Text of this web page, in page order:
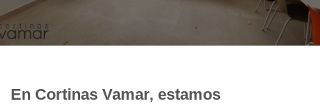
En Cortinas Vamar, estamos